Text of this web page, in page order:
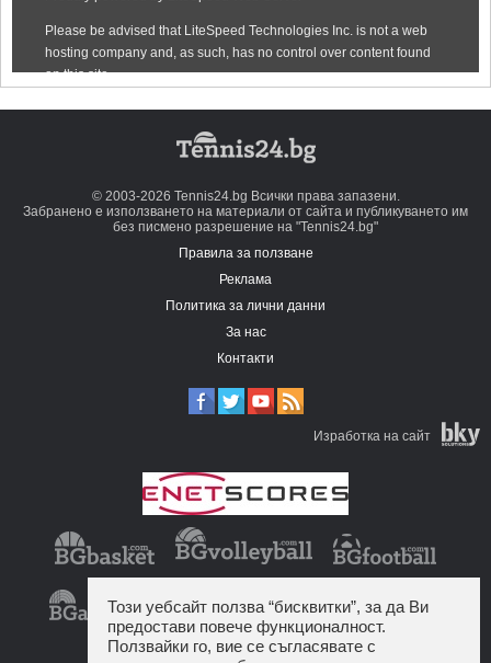
© 2003-2026 Tennis24.bg Всички права запазени.
Забранено е използването на материали от сайта и публикуването им
без писмено разрешение на "Tennis24.bg"
Правила за ползване
Реклама
Политика за лични данни
За нас
Контакти
Изработка на сайт
Този уебсайт ползва “бисквитки”, за да Ви
предостави повече функционалност.
Ползвайки го, вие се съгласявате с